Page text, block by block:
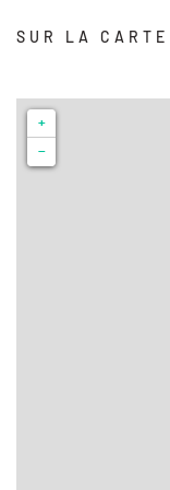
SUR LA CARTE
+
−